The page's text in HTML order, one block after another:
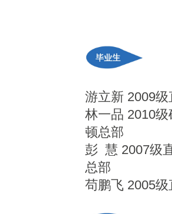
游立新 2009
林一品 2010
顿总部
彭 慧 2007级
总部
苟鹏飞 2005